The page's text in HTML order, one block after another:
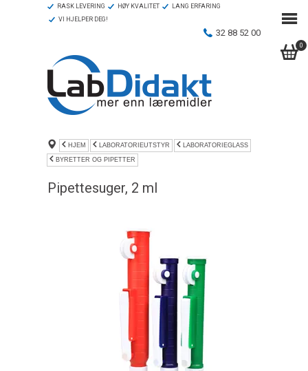
0
RASK LEVERING HØY KVALITET
LANG ERFARING
VI HJELPER DEG!
32 88 52 00
HJEM LABORATORIEUTSTYR LABORATORIEGLASS
BYRETTER OG PIPETTER
Pipettesuger, 2 ml